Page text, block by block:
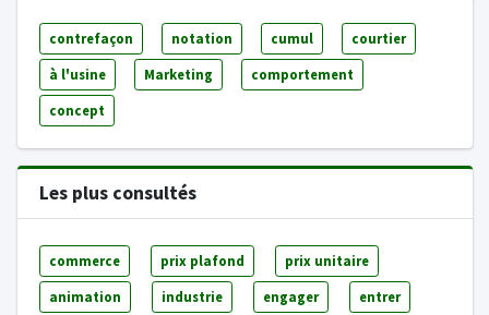
contrefaçon notation cumul courtier
à l'usine Marketing comportement
concept
Les plus consultés
commerce prix plafond prix unitaire
animation industrie engager entrer